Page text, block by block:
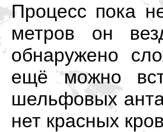
Процесс пока
метров он
обнаружено
ещё можно
шельфовых
нет красных